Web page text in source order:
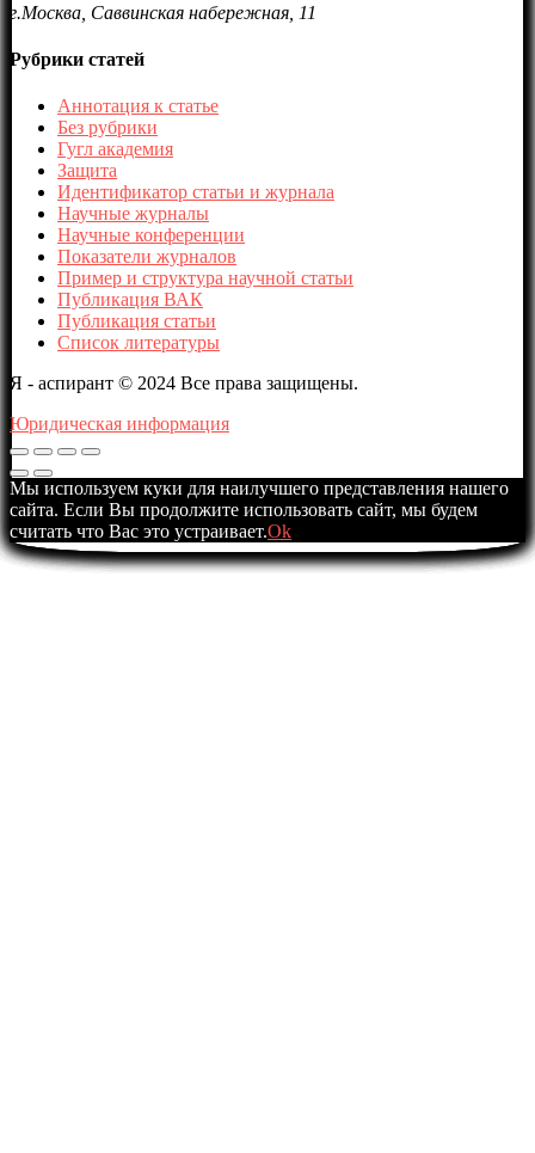
г.Москва, Саввинская набережная, 11
Рубрики статей
Аннотация к статье
Без рубрики
Гугл академия
Защита
Идентификатор статьи и журнала
Научные журналы
Научные конференции
Показатели журналов
Пример и структура научной статьи
Публикация ВАК
Публикация статьи
Список литературы
Я - аспирант © 2024 Все права защищены.
Юридическая информация
Мы используем куки для наилучшего представления нашего
сайта. Если Вы продолжите использовать сайт, мы будем
считать что Вас это устраивает.Ok